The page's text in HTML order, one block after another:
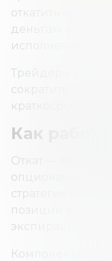
откатить
деньгах» к
исполнения.
Трейдеры
сократить
краткосрочной
Как
Откат — это одна
опционами,
стратегия
позиции к новой
экспирации.
Компонент